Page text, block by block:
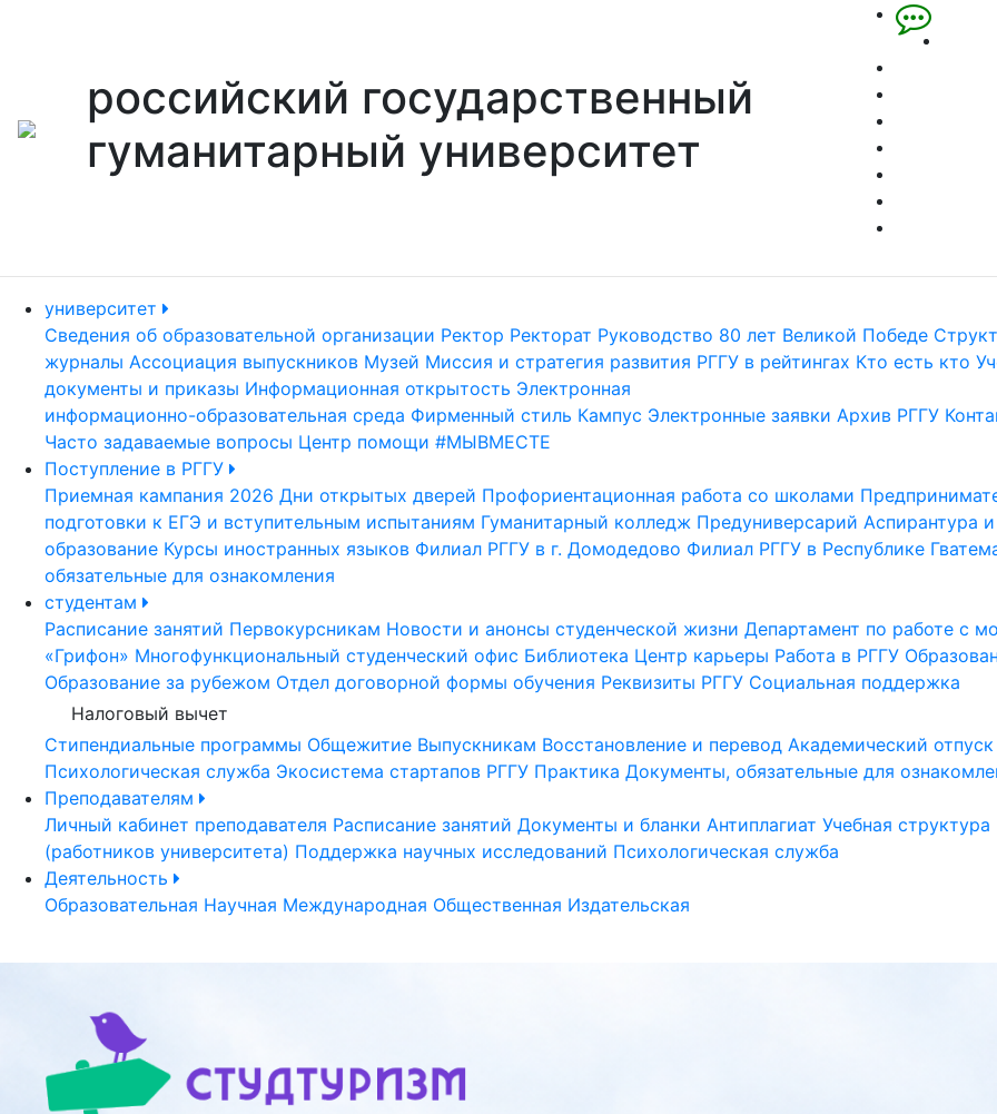
российский государственный
гуманитарный университет
университет
Сведения об образовательной организации Ректор Ректорат Руководство 80 лет Великой Победе
журналы Ассоциация выпускников Музей Миссия и стратегия развития РГГУ в рейтингах Кто есть кто
документы и приказы Информационная открытость Электронная
информационно-образовательная среда Фирменный стиль Кампус Электронные заявки Архив РГГУ
Часто задаваемые вопросы Центр помощи #МЫВМЕСТЕ
Поступление в РГГУ
Приемная кампания 2026 Дни открытых дверей Профориентационная работа со школами
подготовки к ЕГЭ и вступительным испытаниям Гуманитарный колледж Предуниверсарий Аспирантура
образование Курсы иностранных языков Филиал РГГУ в г. Домодедово Филиал РГГУ в Республике
обязательные для ознакомления
студентам
Расписание занятий Первокурсникам Новости и анонсы студенческой жизни Департамент по работе с
«Грифон» Многофункциональный студенческий офис Библиотека Центр карьеры Работа в РГГУ
Образование за рубежом Отдел договорной формы обучения Реквизиты РГГУ Социальная поддержка
Налоговый вычет
Стипендиальные программы Общежитие Выпускникам Восстановление и перевод Академический отпуск
Психологическая служба Экосистема стартапов РГГУ Практика Документы, обязательные для
Преподавателям
Личный кабинет преподавателя Расписание занятий Документы и бланки Антиплагиат Учебная структура
(работников университета) Поддержка научных исследований Психологическая служба
Деятельность
Образовательная Научная Международная Общественная Издательская